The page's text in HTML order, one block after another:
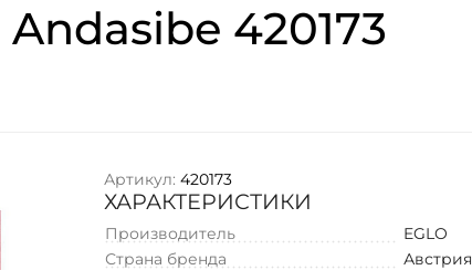
420173
Артикул: 420173
ХАРАКТЕРИСТИКИ
Производитель
EGLO
Страна бренда
Австрия